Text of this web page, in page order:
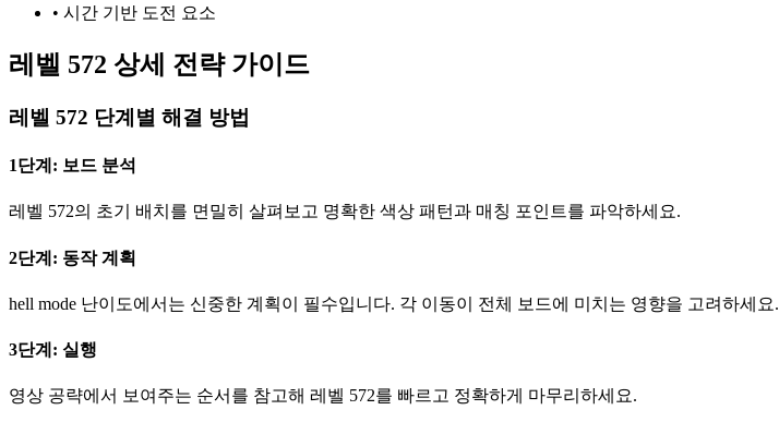
• 시간 기반 도전 요소
레벨 572 상세 전략 가이드
레벨 572 단계별 해결 방법
1단계: 보드 분석
레벨 572의 초기 배치를 면밀히 살펴보고 명확한 색상 패턴과 매칭 포인트를 파악하세요.
2단계: 동작 계획
hell mode 난이도에서는 신중한 계획이 필수입니다. 각 이동이 전체 보드에 미치는 영향을 고려하세요.
3단계: 실행
영상 공략에서 보여주는 순서를 참고해 레벨 572를 빠르고 정확하게 마무리하세요.